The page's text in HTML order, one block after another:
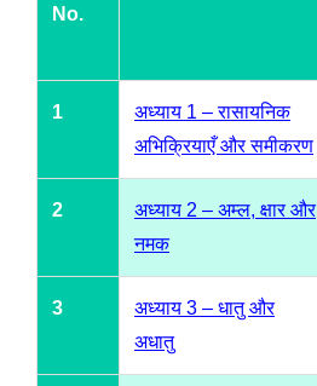
No.
1
अध्याय 1 – रासायनिक
अभिक्रियाएँ और समीकरण
2
अध्याय 2 – अम्ल, क्षार और
नमक
3
अध्याय 3 – धातु और
अधातु